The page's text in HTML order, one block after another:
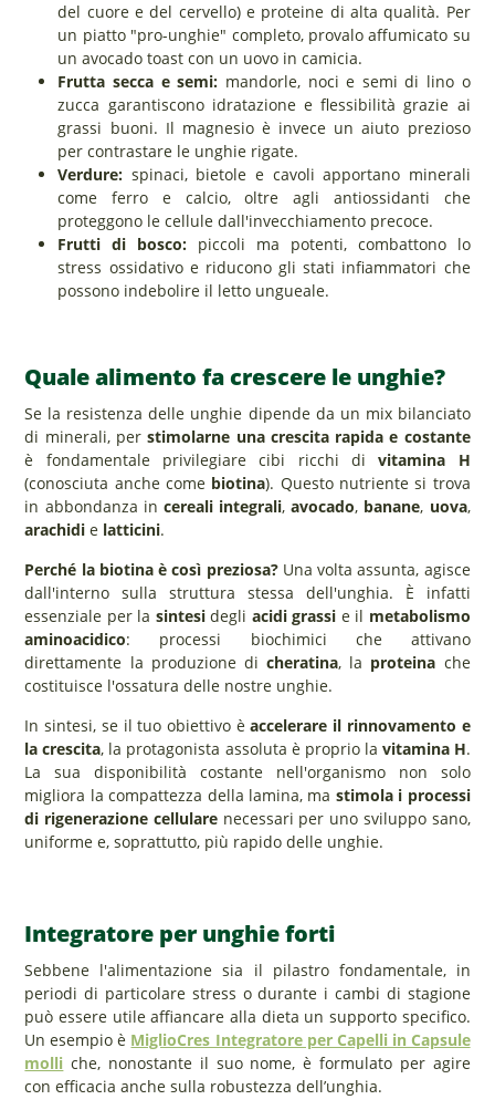
del cuore e del cervello) e proteine di alta qualità. Per
un piatto "pro-unghie" completo, provalo affumicato su
un avocado toast con un uovo in camicia.
Frutta secca e semi: mandorle, noci e semi di lino o
zucca garantiscono idratazione e flessibilità grazie ai
grassi buoni. Il magnesio è invece un aiuto prezioso
per contrastare le unghie rigate.
Verdure: spinaci, bietole e cavoli apportano minerali
come ferro e calcio, oltre agli antiossidanti che
proteggono le cellule dall'invecchiamento precoce.
Frutti di bosco: piccoli ma potenti, combattono lo
stress ossidativo e riducono gli stati infiammatori che
possono indebolire il letto ungueale.
Quale alimento fa crescere le unghie?
Se la resistenza delle unghie dipende da un mix bilanciato
di minerali, perstimolarne una crescita rapida e costante
è fondamentale privilegiare cibi ricchi divitamina H
(conosciuta anche come biotina). Questo nutriente si trova
in abbondanza in cereali integrali,avocado, banane, uova,
arachidi e latticini.
Perché la biotina è così preziosa?Una volta assunta, agisce
dall'interno sulla struttura stessa dell'unghia. È infatti
essenziale per la sintesidegli acidi grassi e il metabolismo
aminoacidico: processi biochimici che attivano
direttamente la produzione dicheratina, la proteina che
costituisce l'ossatura delle nostre unghie.
In sintesi, se il tuo obiettivo èaccelerare il rinnovamento e
la crescita, la protagonista assoluta è proprio la vitamina H.
La sua disponibilità costante nell'organismo non solo
migliora la compattezza della lamina, ma stimola i processi
di rigenerazione cellularenecessari per uno sviluppo sano,
uniforme e, soprattutto, più rapido delle unghie.
Integratore per unghie forti
Sebbene l'alimentazione sia il pilastro fondamentale, in
periodi di particolare stress o durante i cambi di stagione
può essere utile affiancare alla dieta un supporto specifico.
Un esempio è MiglioCres Integratore per Capelli in Capsule
molli che, nonostante il suo nome, è formulato per agire
con efficacia anche sulla robustezza dell’unghia.